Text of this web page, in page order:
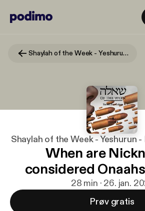
Shaylah of the Week - Yeshurun - Rabbi Zev Cohen
Shaylah of the Week - Yeshurun
When are
considered
28 min · 26. jan.
Prøv gratis